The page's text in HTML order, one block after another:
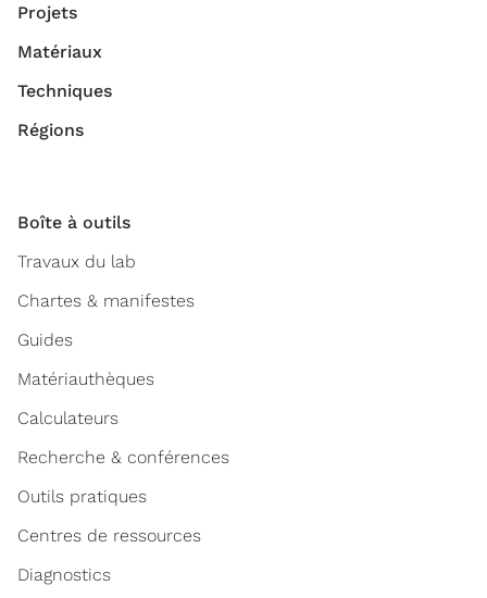
Projets
Matériaux
Techniques
Régions
Boîte à outils
Travaux du lab
Chartes & manifestes
Guides
Matériauthèques
Calculateurs
Recherche & conférences
Outils pratiques
Centres de ressources
Diagnostics